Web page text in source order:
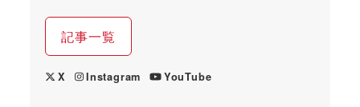
記事一覧
X Instagram YouTube